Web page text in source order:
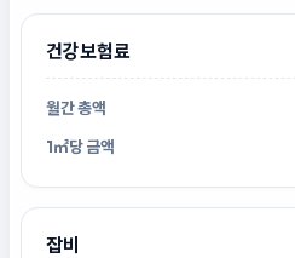
건강보험료
잡비